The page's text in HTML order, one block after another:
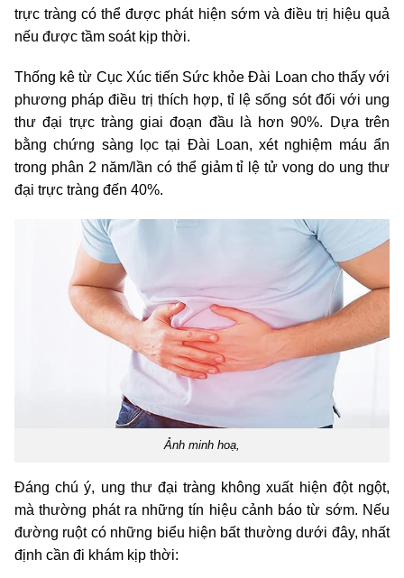
trực tràng có thể được phát hiện sớm và điều trị hiệu quả
nếu được tầm soát kịp thời.
Thống kê từ Cục Xúc tiến Sức khỏe Đài Loan cho thấy với
phương pháp điều trị thích hợp, tỉ lệ sống sót đối với ung
thư đại trực tràng giai đoạn đầu là hơn 90%. Dựa trên
bằng chứng sàng lọc tại Đài Loan, xét nghiệm máu ẩn
trong phân 2 năm/lần có thể giảm tỉ lệ tử vong do ung thư
đại trực tràng đến 40%.
Ảnh minh hoạ,
Đáng chú ý, ung thư đại tràng không xuất hiện đột ngột,
mà thường phát ra những tín hiệu cảnh báo từ sớm. Nếu
đường ruột có những biểu hiện bất thường dưới đây, nhất
định cần đi khám kịp thời: